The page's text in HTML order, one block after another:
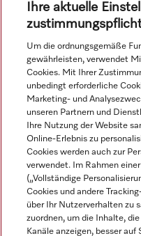
Navigation
Service
Ihre aktuelle
Um die ordnungsgemäße
gewährleisten, verwendet
Cookies. Mit Ihrer
unbedingt erforderliche
Marketing- und
unseren Partnern und
Ihre Nutzung der Website
Online-Erlebnis zu
Cookies werden auch zur
verwendet. Im Rahmen
(„Vollständige
Cookies und andere
über Ihr Nutzerverhalten zu
zuordnen, um die Inhalte,
Kanäle anzeigen, besser